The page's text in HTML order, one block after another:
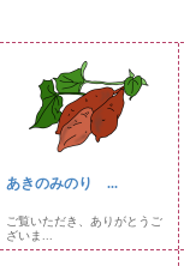
あきのみのり ...
ご覧いただき、ありがとうご
ざいま...